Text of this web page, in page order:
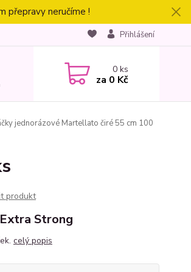
přepravy neručíme !
Přihlášení
0ks
za 0 Kč
jednorázové Martellato čiré 55 cm 100
produkt
Strong
celý popis